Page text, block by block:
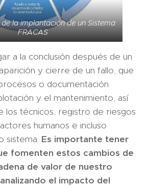
la implantación de un Sistema
FRACAS
a la conclusión después de un
y cierre de un fallo, que
o documentación
y el mantenimiento, así
los técnicos, registro de riesgos
humanos e incluso
sistema. Es importante tener
fomenten estos cambios de
de valor de nuestro
el impacto del